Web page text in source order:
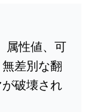
属性値、可
差別な翻
破壊され